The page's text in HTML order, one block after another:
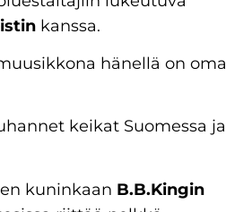
kanssa.
hänellä on oma
keikat Suomessa ja
kuninkaan B.B.Kingin